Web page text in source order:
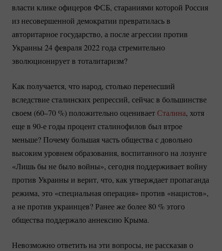
власти клике офицеров ФСБ, стараниями которой Россия
из несовершенной демократии превратилась в
авторитарное государство, а после агрессии против
Украины 24 февраля 2022 года стремительно
эволюционирует в тоталитаризм?
Как получается, что народ, столько перенесший
вследствие сталинских репрессий, сейчас в большинстве
своем (60–70 %) положительно оцениваетСталина, хотя
еще в 90-е годы процент сталинофилов был втрое
меньше? Почему большая часть общества с довольно
высоким уровнем образования, воспитанного на лозунге
«Лишь бы не было войны», сегодня поддерживает войну
против Украины и верит, что, как утверждает пропаганда
режима, это «специальная операция» против «нацистов»,
а не против украинцев? Ранее же более 80 % этого
общества поддержало аннексию Крыма.
Невозможно ответить на эти вопросы, не рассказав о